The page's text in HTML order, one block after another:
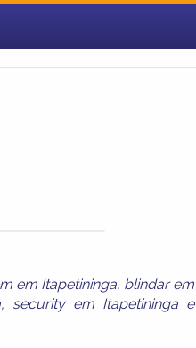
em Itapetininga, blindar em
, security em Itapetininga e